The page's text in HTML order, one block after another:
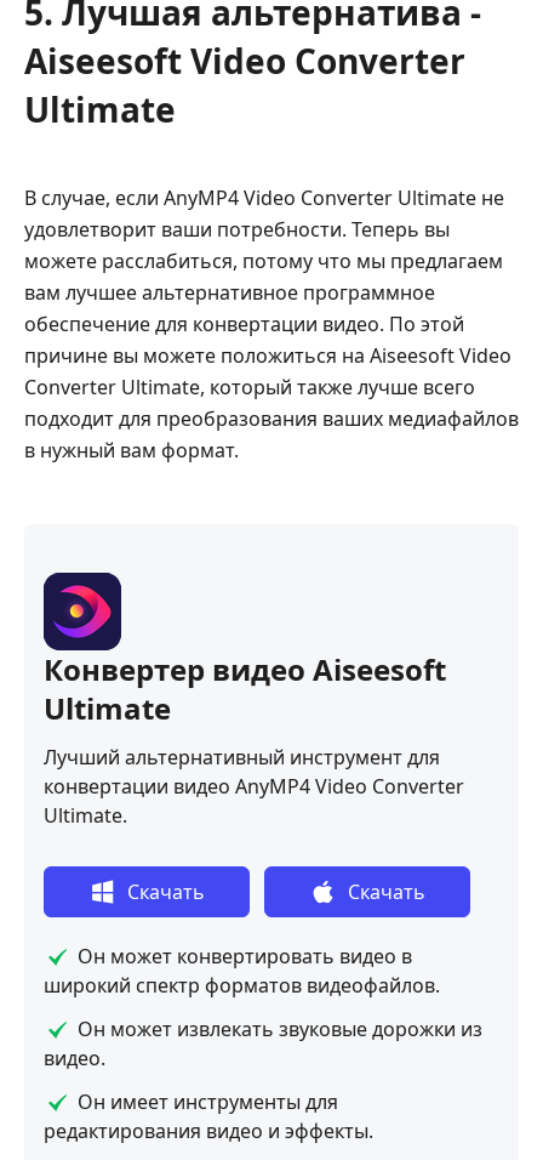
5. Лучшая альтернатива -
Aiseesoft Video Converter
Ultimate
В случае, если AnyMP4 Video Converter Ultimate не
удовлетворит ваши потребности. Теперь вы
можете расслабиться, потому что мы предлагаем
вам лучшее альтернативное программное
обеспечение для конвертации видео. По этой
причине вы можете положиться на Aiseesoft Video
Converter Ultimate, который также лучше всего
подходит для преобразования ваших медиафайлов
в нужный вам формат.
Конвертер видео Aiseesoft
Ultimate
Лучший альтернативный инструмент для
конвертации видео AnyMP4 Video Converter
Ultimate.
Скачать
Скачать
Он может конвертировать видео в
широкий спектр форматов видеофайлов.
Он может извлекать звуковые дорожки из
видео.
Он имеет инструменты для
редактирования видео и эффекты.